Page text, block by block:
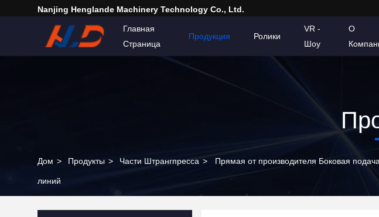
Nanjing Henglande Machinery Technology Co., Ltd.
Главная
Страница
Продукция Ролики
VR -
Шоу
О
Дом > Продукты > Части Штрангпресса > Прямая от производителя Боковая
линий